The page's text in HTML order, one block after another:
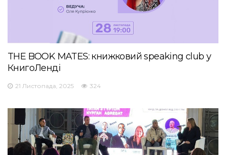
THE BOOK MATES: книжковий speaking club у
КнигоЛенді
21 Листопада, 2025 324